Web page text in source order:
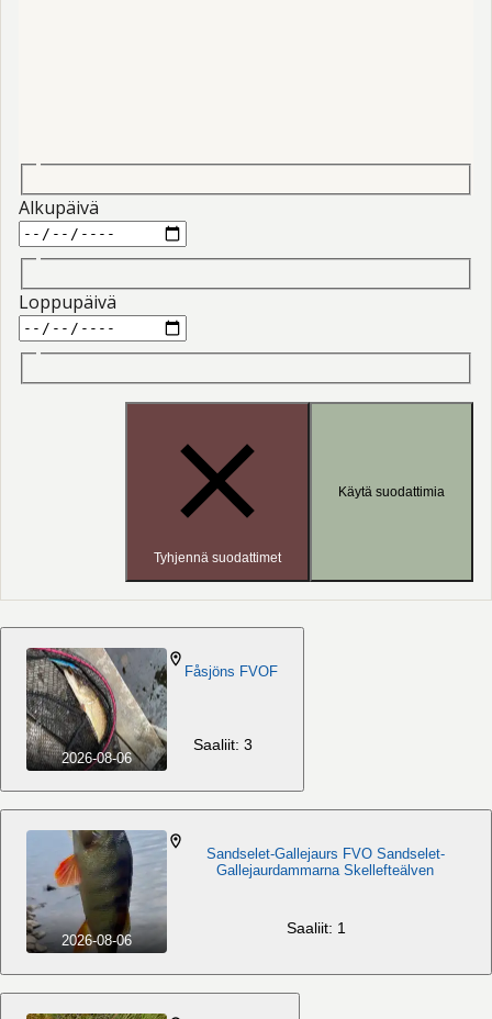
Alkupäivä
Loppupäivä
Tyhjennä suodattimet
Käytä suodattimia
2026-08-06
Fåsjöns FVOF
Saaliit: 3
2026-08-06
Sandselet-Gallejaurs FVO Sandselet-
Gallejaurdammarna Skellefteälven
Saaliit: 1